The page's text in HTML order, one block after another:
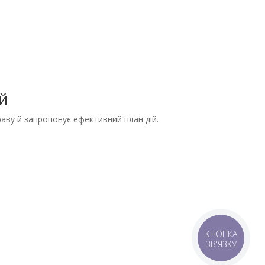
й запропонує ефективний план дій.
КНОПКА
ЗВ'ЯЗКУ